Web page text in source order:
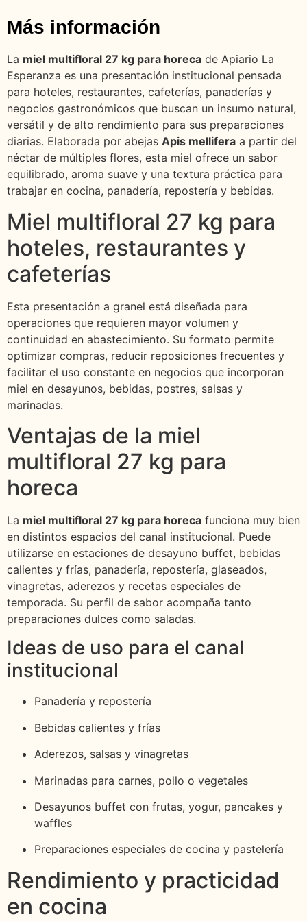
Más información
La miel multifloral 27 kg para horeca de Apiario La
Esperanza es una presentación institucional pensada
para hoteles, restaurantes, cafeterías, panaderías y
negocios gastronómicos que buscan un insumo natural,
versátil y de alto rendimiento para sus preparaciones
diarias. Elaborada por abejas Apis mellifera a partir del
néctar de múltiples flores, esta miel ofrece un sabor
equilibrado, aroma suave y una textura práctica para
trabajar en cocina, panadería, repostería y bebidas.
Miel multifloral 27 kg para
hoteles, restaurantes y
cafeterías
Esta presentación a granel está diseñada para
operaciones que requieren mayor volumen y
continuidad en abastecimiento. Su formato permite
optimizar compras, reducir reposiciones frecuentes y
facilitar el uso constante en negocios que incorporan
miel en desayunos, bebidas, postres, salsas y
marinadas.
Ventajas de la miel
multifloral 27 kg para
horeca
La miel multifloral 27 kg para horeca funciona muy bien
en distintos espacios del canal institucional. Puede
utilizarse en estaciones de desayuno buffet, bebidas
calientes y frías, panadería, repostería, glaseados,
vinagretas, aderezos y recetas especiales de
temporada. Su perfil de sabor acompaña tanto
preparaciones dulces como saladas.
Ideas de uso para el canal
institucional
Panadería y repostería
Bebidas calientes y frías
Aderezos, salsas y vinagretas
Marinadas para carnes, pollo o vegetales
Desayunos buffet con frutas, yogur, pancakes y
waffles
Preparaciones especiales de cocina y pastelería
Rendimiento y practicidad
en cocina